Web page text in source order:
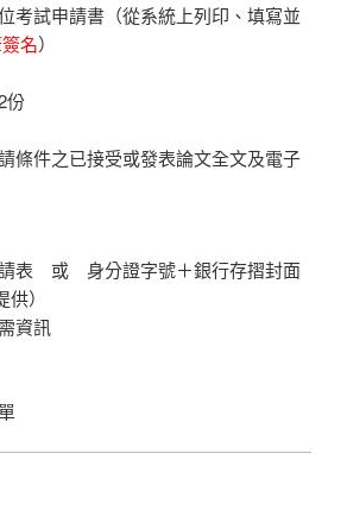
考試申請書（從系統上列印、填寫並
名）
份
條件之已接受或發表論文全文及電子
表 或 身分證字號＋銀行存摺封面
）
資訊